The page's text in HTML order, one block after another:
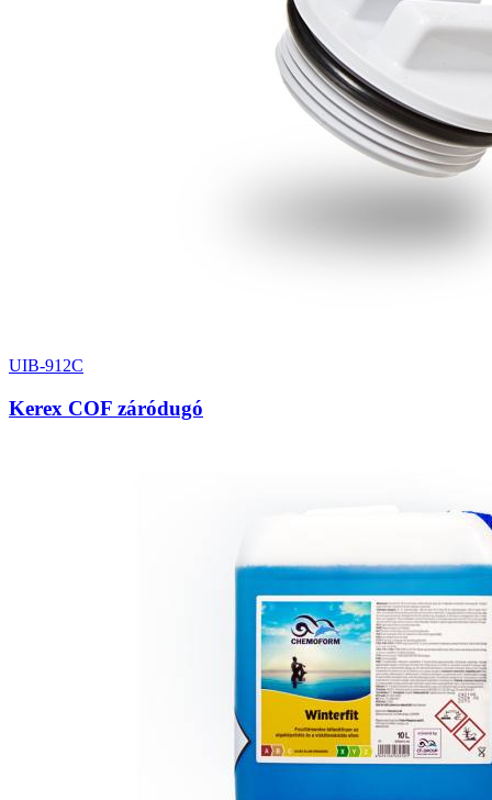
UIB-912C
Kerex COF záródugó